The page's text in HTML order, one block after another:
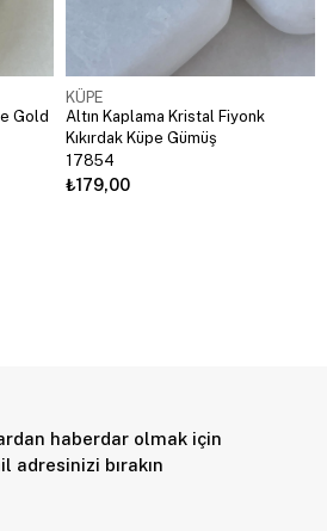
Gold
KÜPE
Altın Kaplama Kristal Fiyonk
Kıkırdak Küpe Gümüş
17854
₺179,00
haberdar olmak için
adresinizi bırakın